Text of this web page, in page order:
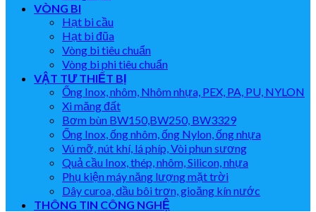
VÒNG BI
Hạt bi cầu
Hạt bi đũa
Vòng bi tiêu chuẩn
Vòng bi phi tiêu chuẩn
VẬT TƯ THIẾT BỊ
Ống Inox, nhôm, Nhôm nhựa, PEX, PA, PU, NYLON
Xi măng đất
Bơm bùn BW150,BW250, BW3329
Ống Inox, ống nhôm, ống Nylon, ống nhựa
Vú mỡ, nút khí, lá phíp, Vòi phun sương
Quả cầu Inox, thép, nhôm, Silicon, nhựa
Phụ kiện máy năng lượng mặt trời
Dây curoa, dầu bôi trơn, gioăng kín nước
THÔNG TIN CÔNG NGHỆ